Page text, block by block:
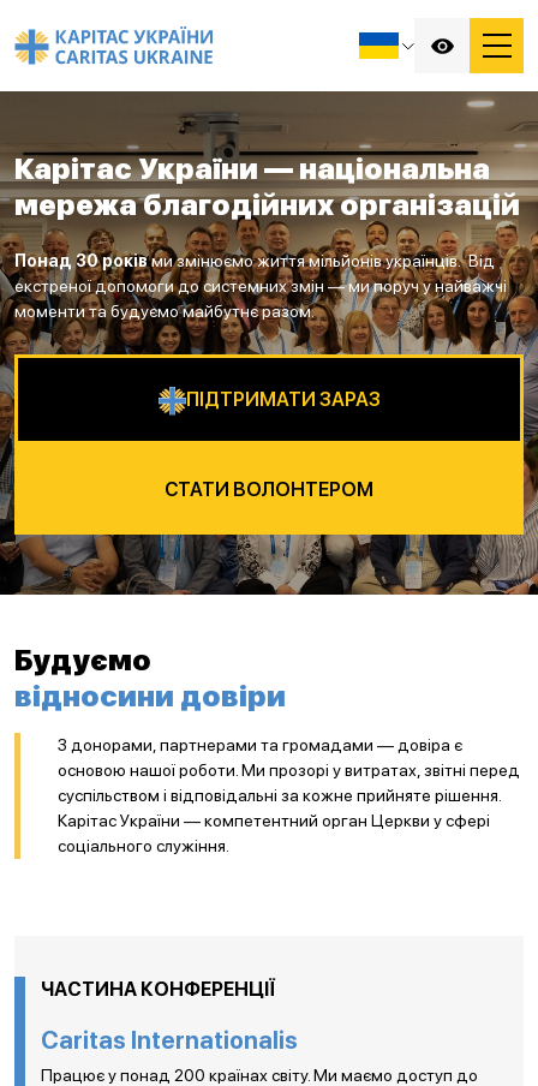
Карітас України — національна
мережа благодійних організацій
Понад 30 роківми змінюємо життя мільйонів українців. Від
екстреної допомоги до системних змін — ми поруч у найважчі
моменти та будуємо майбутнє разом.
ПІДТРИМАТИ ЗАРАЗ
СТАТИ ВОЛОНТЕРОМ
Будуємо
відносини довіри
З донорами, партнерами та громадами — довіра є
основою нашої роботи. Ми прозорі у витратах, звітні перед
суспільством і відповідальні за кожне прийняте рішення.
Карітас України — компетентний орган Церкви у сфері
соціального служіння.
ЧАСТИНА КОНФЕРЕНЦІЇ
Caritas Internationalis
Працює у понад 200 країнах світу. Ми маємо доступ до